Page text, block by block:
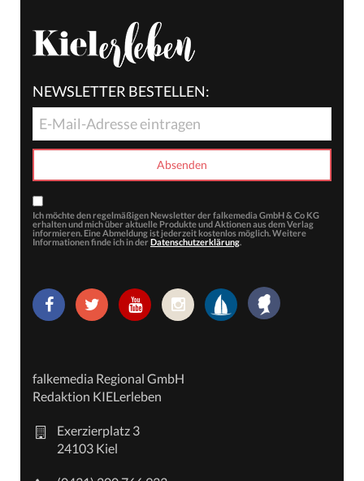
NEWSLETTER BESTELLEN:
Ich möchte den regelmäßigen Newsletter der falkemedia GmbH & Co KG
erhalten und mich über aktuelle Produkte und Aktionen aus dem Verlag
informieren. Eine Abmeldung ist jederzeit kostenlos möglich. Weitere
Informationen finde ich in der Datenschutzerklärung.
falkemedia Regional GmbH
Redaktion KIELerleben
Exerzierplatz 3
24103 Kiel